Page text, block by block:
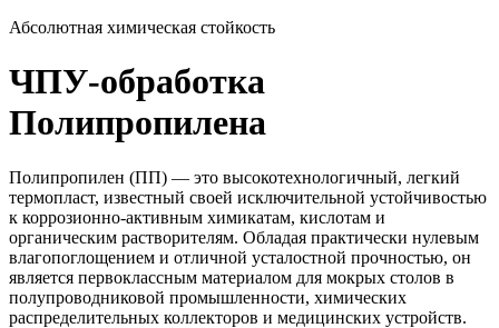
Абсолютная химическая стойкость
ЧПУ-обработка
Полипропилена
Полипропилен (ПП) — это высокотехнологичный, легкий
термопласт, известный своей исключительной устойчивостью
к коррозионно-активным химикатам, кислотам и
органическим растворителям. Обладая практически нулевым
влагопоглощением и отличной усталостной прочностью, он
является первоклассным материалом для мокрых столов в
полупроводниковой промышленности, химических
распределительных коллекторов и медицинских устройств.